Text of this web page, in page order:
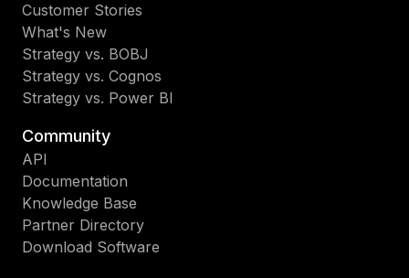
Customer Stories
What's New
Strategy vs. BOBJ
Strategy vs. Cognos
Strategy vs. Power BI
Community
API
Documentation
Knowledge Base
Partner Directory
Download Software